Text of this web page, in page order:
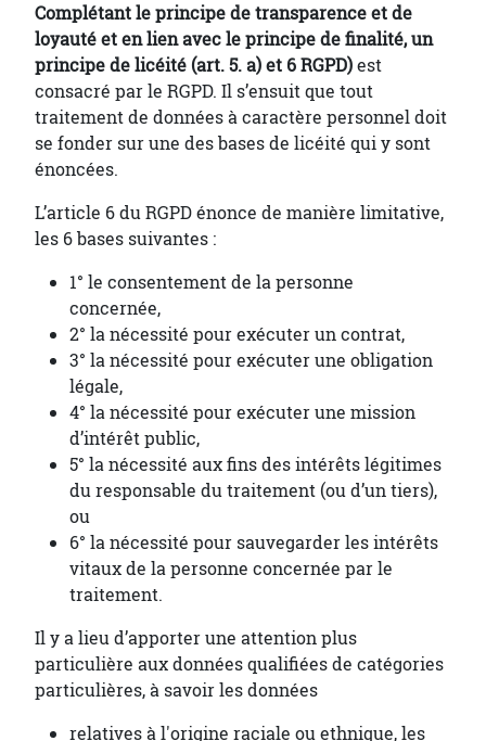
Complétant le principe de transparence et de
loyauté et en lien avec le principe de finalité, un
principe de licéité (art. 5. a) et 6 RGPD)est
consacré par le RGPD. Il s’ensuit que tout
traitement de données à caractère personnel doit
se fonder sur une des bases de licéité qui y sont
énoncées.
L’article 6 du RGPD énonce de manière limitative,
les 6 bases suivantes :
1° le consentement de la personne
concernée,
2° la nécessité pour exécuter un contrat,
3° la nécessité pour exécuter une obligation
légale,
4° la nécessité pour exécuter une mission
d’intérêt public,
5° la nécessité aux fins des intérêts légitimes
du responsable du traitement (ou d’un tiers),
ou
6° la nécessité pour sauvegarder les intérêts
vitaux de la personne concernée par le
traitement.
Il y a lieu d’apporter une attention plus
particulière aux données qualifiées de catégories
particulières, à savoir les données
relatives à l'origine raciale ou ethnique, les